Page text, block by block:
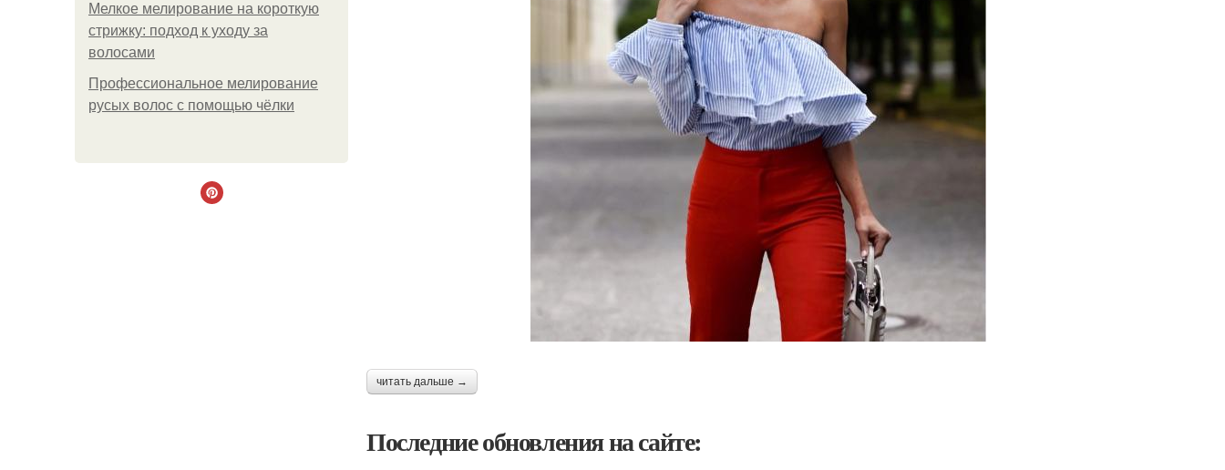
Мелкое мелирование на короткую
стрижку: подход к уходу за
волосами
Профессиональное мелирование
русых волос с помощью чёлки
читать дальше →
Последние обновления на сайте: